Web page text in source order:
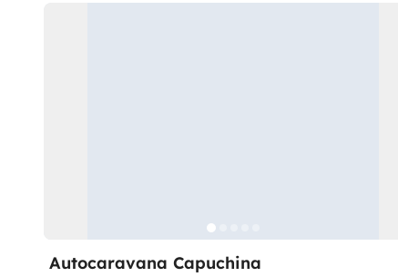
Autocaravana Capuchina